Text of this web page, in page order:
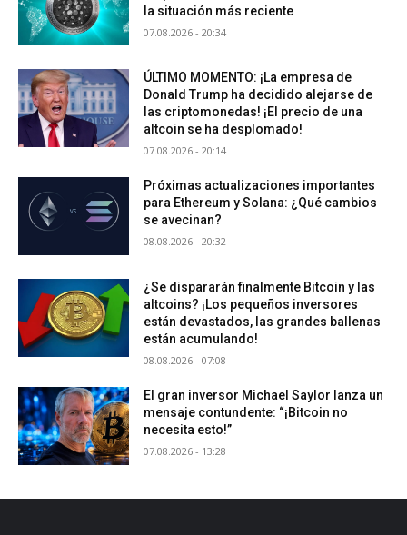
la situación más reciente
07.08.2026 - 20:34
ÚLTIMO MOMENTO: ¡La empresa de
Donald Trump ha decidido alejarse de
las criptomonedas! ¡El precio de una
altcoin se ha desplomado!
07.08.2026 - 20:14
Próximas actualizaciones importantes
para Ethereum y Solana: ¿Qué cambios
se avecinan?
08.08.2026 - 20:32
¿Se dispararán finalmente Bitcoin y las
altcoins? ¡Los pequeños inversores
están devastados, las grandes ballenas
están acumulando!
08.08.2026 - 07:08
El gran inversor Michael Saylor lanza un
mensaje contundente: “¡Bitcoin no
necesita esto!”
07.08.2026 - 13:28